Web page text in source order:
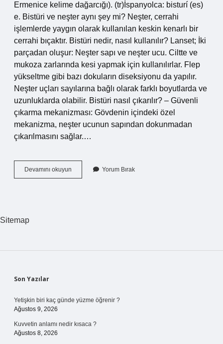
Ermenice kelime dağarcığı). (tr)İspanyolca: bisturí (es)
e. Bistüri ve neşter aynı şey mi? Neşter, cerrahi
işlemlerde yaygın olarak kullanılan keskin kenarlı bir
cerrahi bıçaktır. Bistüri nedir, nasıl kullanılır? Lanset; İki
parçadan oluşur: Neşter sapı ve neşter ucu. Ciltte ve
mukoza zarlarında kesi yapmak için kullanılırlar. Flep
yükseltme gibi bazı dokuların diseksiyonu da yapılır.
Neşter uçları sayılarına bağlı olarak farklı boyutlarda ve
uzunluklarda olabilir. Bistüri nasıl çıkarılır? – Güvenli
çıkarma mekanizması: Gövdenin içindeki özel
mekanizma, neşter ucunun sapından dokunmadan
çıkarılmasını sağlar.…
Devamını okuyun
Nasıl
Yorum Bırak
Sitemap
Sidebar
Son Yazılar
Yetişkin biri kaç günde yüzme öğrenir ?
Ağustos 9, 2026
Kuvvetin anlamı nedir kısaca ?
Ağustos 8, 2026